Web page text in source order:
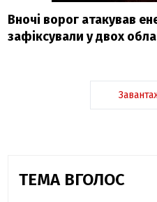
Вночі ворог атакував
зафіксували у двох
ТЕМА ВГОЛОС